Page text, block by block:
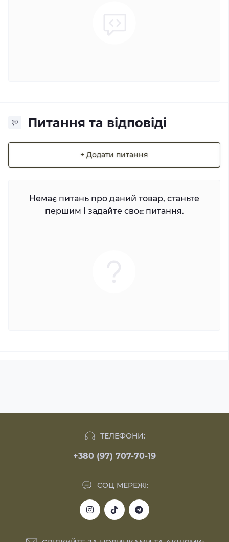
Питання та відповіді
+ Додати питання
Немає питань про даний товар, станьте
першим і задайте своє питання.
ТЕЛЕФОНИ:
+380 (97) 707-70-19
СОЦ МЕРЕЖІ: